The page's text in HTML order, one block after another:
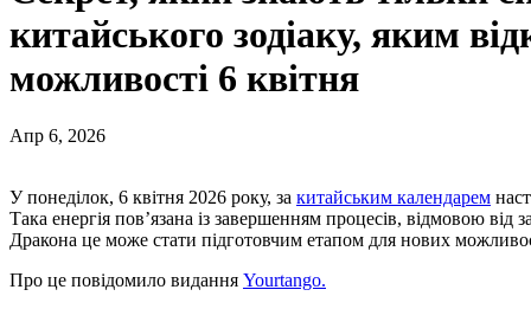
китайського зодіаку, яким
можливості 6 квітня
Апр 6, 2026
У понеділок, 6 квітня 2026 року, за китайським календарем
Така енергія пов’язана із завершенням процесів, відмовою
Дракона це може стати підготовчим етапом для нових
Про це повідомило видання Yourtango.